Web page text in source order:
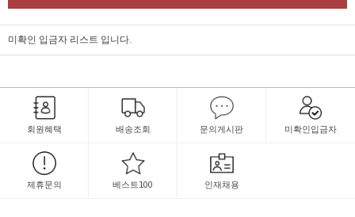
미확인 입금자 리스트 입니다.
회원혜택 배송조회 문의게시판 미확인입금자
제휴문의 베스트100 인재채용